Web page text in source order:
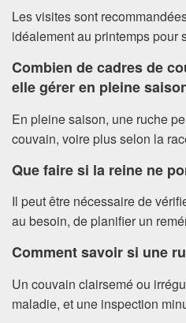
Les visites sont
idéalement au printemps pour
Combien de cadres de
elle gérer en pleine
En pleine saison, une ruche
couvain, voire plus selon la
Que faire si la reine ne
Il peut être nécessaire de
au besoin, de planifier un
Comment savoir si une
Un couvain clairsemé ou
maladie, et une inspection